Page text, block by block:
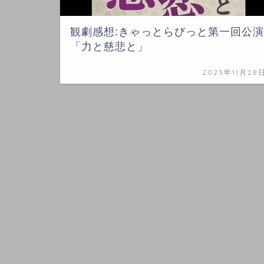
観劇感想:きゃっとらびっと第一回公演
「力と慈悲と」
2023年11月28